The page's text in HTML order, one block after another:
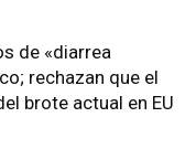
de «diarrea
rechazan que el
brote actual en EU